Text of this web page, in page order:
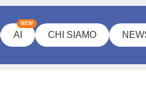
AI
NEW
CHI SIAMO